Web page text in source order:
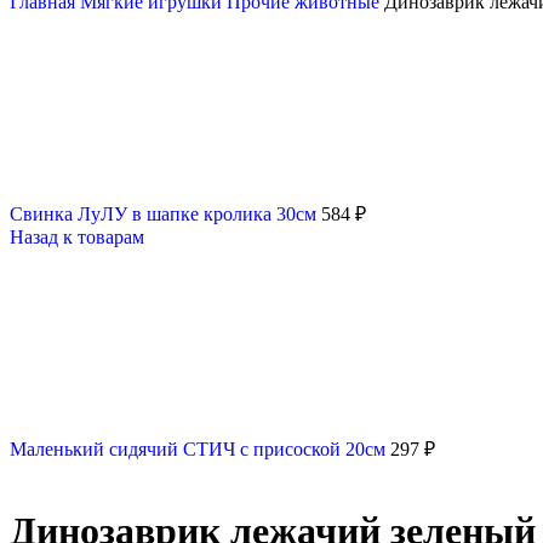
Свинка ЛуЛУ в шапке кролика 30см 584 ₽
Назад к товарам
Маленький сидячий СТИЧ с присоской 20см 297 ₽
Динозаврик лежачий зеленый